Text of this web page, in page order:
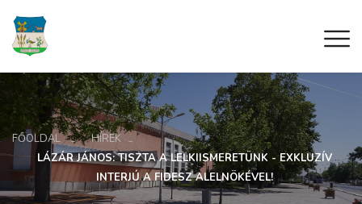
FŐOLDAL
HÍREK
LÁZÁR JÁNOS: TISZTA A LELKIISMERETÜNK - EXKLUZÍV
INTERJÚ A FIDESZ ALELNÖKÉVEL!